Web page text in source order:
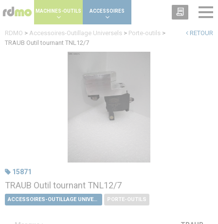
MACHINES-OUTILS ACCESSOIRES
RETOUR
RDMO > Accessoires-Outillage Universels > Porte-outils >
TRAUB Outil tournant TNL12/7
15871
TRAUB Outil tournant TNL12/7
ACCESSOIRES-OUTILLAGE UNIVERSELS PORTE-OUTILS